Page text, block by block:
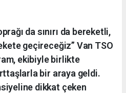
da sınırı da bereketli,
geçireceğiz” Van TSO
ekibiyle birlikte
bir araya geldi.
dikkat çeken